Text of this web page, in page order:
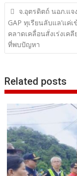
แนะแนว
เรื่อง
จ.อุตรดิตถ์ นอภ.แจ
GAP ทุเรียนลับแล’แค่เ
คลาดเคลื่อนสั่งเร่งเคลี
ที่พบปัญหา
Related posts